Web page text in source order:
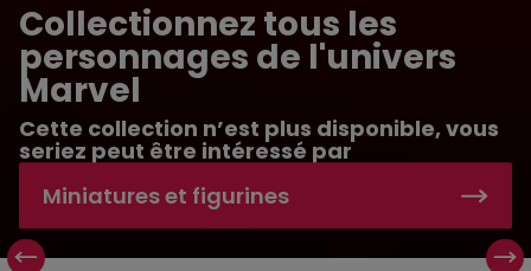
Collectionnez tous les
personnages de l'univers
Marvel
Cette collection n’est plus disponible, vous
seriez peut être intéressé par
Collectionnez tous les personnages de
Miniatures et figurines